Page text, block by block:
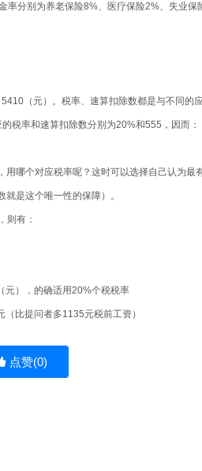
率分别为养老保险8%、医疗保险2%、失业保
5410 （元）。税率、速算扣除数都是与不同的
税率和速算扣除数分别为20%和555 ，因而：
用哪个对应税率呢？这时可以选择自己认为最
是这个唯一性的保障）。
则有：
（元），的确适用20%个税税率
（比提问者多1135元税前工资）
点赞(0)